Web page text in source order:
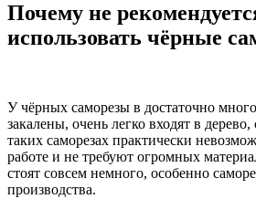
Почему не
использовать чёрные
У чёрных саморезы в достаточно
закалены, очень легко входят в
таких саморезах практически
работе и не требуют огромных
стоят совсем немного, особенно
производства.